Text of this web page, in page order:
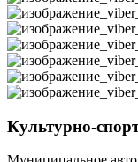
Культурно-